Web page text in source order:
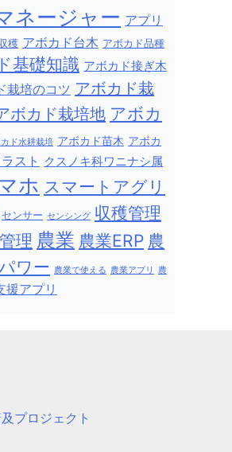
ネージャー アプリ
穫 アボカド台木 アボカド品種
基礎知識 アボカド接ぎ木
栽培のコツ アボカド栽
ボカド栽培地 アボカ
ド水耕栽培 アボカド苗木 アボカ
スト クスノキ科ワニナシ属
ホ スマートアグリ
センサー センシング 収穫管理
理 農業 農業ERP 農
ワー 農業で使える 農業アプリ
農
援アプリ
プロジェクト